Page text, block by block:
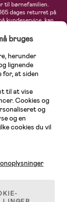
til børnefamilien.
dages returret på
kundeservice, kan
og ammende
mere. Vi
Maxi-Cosi, Baby
Avent, Neonate,
venter på dig!
bruges
herunder
lignende
for, at siden
til at vise
Cookies og
og
og en
cookies du vil